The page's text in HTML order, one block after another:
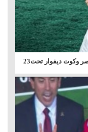
وكوت ديفوار تحت23